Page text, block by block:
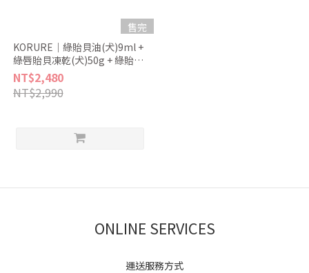
售完
KORURE｜綠貽貝油(犬)9ml +
綠唇貽貝凍乾(犬)50g + 綠貽貝
粉(犬)50g / 關節救星 明星產品
NT$2,480
NT$2,990
ONLINE SERVICES
運送服務方式